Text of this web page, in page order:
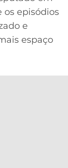
os episódios
e
espaço